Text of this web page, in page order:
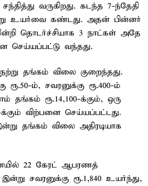
வருகிறது. கடந்த 7-ந்தேதி
உயர்வை கண்டது. அதன் பின்னர்
தொடர்ச்சியாக 3 நாட்கள் அதே
செய்யப்பட்டு வந்தது.
தங்கம் விலை குறைந்தது.
ரூ.50-ம், சவரனுக்கு ரூ.400-ம்
தங்கம் ரூ.14,100-க்கும், ஒரு
க்கும் விற்பனை செய்யப்பட்டது.
தங்கம் விலை அதிரடியாக
22 கேரட் ஆபரணத்
சவரனுக்கு ரூ.1,840 உயர்ந்து,